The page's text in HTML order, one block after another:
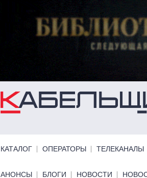
КАТАЛОГ ОПЕРАТОРЫ ТЕЛЕКАНАЛЫ
Primary links bottom
АНОНСЫ БЛОГИ НОВОСТИ